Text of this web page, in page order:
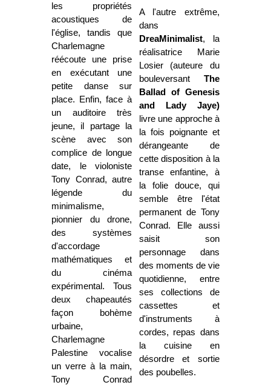
les propriétés
acoustiques de
l'église, tandis que
Charlemagne
réécoute une prise
en exécutant une
petite danse sur
place. Enfin, face à
un auditoire très
jeune, il partage la
scène avec son
complice de longue
date, le violoniste
Tony Conrad, autre
légende du
minimalisme,
pionnier du drone,
des systèmes
d'accordage
mathématiques et
du cinéma
expérimental. Tous
deux chapeautés
façon bohème
urbaine,
Charlemagne
Palestine vocalise
un verre à la main,
Tony Conrad
A l'autre extrême,
dans
DreaMinimalist, la
réalisatrice Marie
Losier (auteure du
bouleversant The
Ballad of Genesis
and Lady Jaye)
livre une approche à
la fois poignante et
dérangeante de
cette disposition à la
transe enfantine, à
la folie douce, qui
semble être l'état
permanent de Tony
Conrad. Elle aussi
saisit son
personnage dans
des moments de vie
quotidienne, entre
ses collections de
cassettes et
d'instruments à
cordes, repas dans
la cuisine en
désordre et sortie
des poubelles.